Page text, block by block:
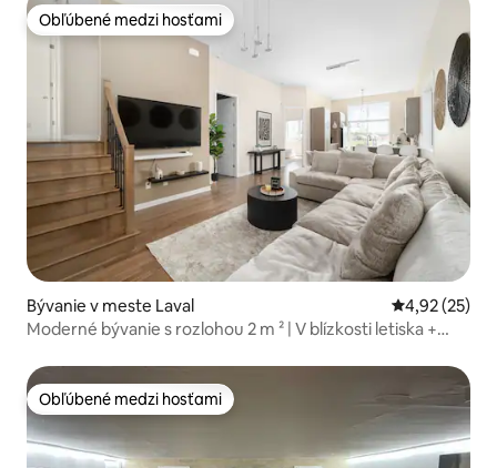
Obľúbené medzi hosťami
Obľúbené medzi hosťami
Bývanie v meste Laval Priemerné
4,92 (25)
Moderné bývanie s rozlohou 2 m ² | V blízkosti letiska +
Obľúbené medzi hosťami
Obľúbené medzi hosťami